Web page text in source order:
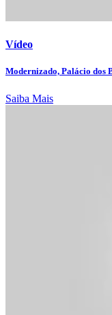
Vídeo
Modernizado, Palácio dos
Saiba Mais